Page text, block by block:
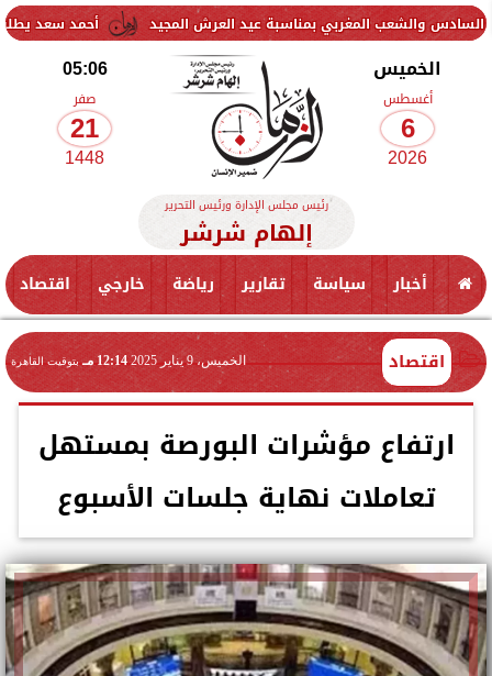
أحمد سعد يطلق «الألبوم المغربي بمناسبة عيد العرش المجيد
الخميس
أغسطس
6
2026
05:06
صفر
21
1448
رئيس مجلس الإدارة ورئيس التحرير
إلهام شرشر
أخبار سياسة تقارير رياضة خارجي اقتصاد
اقتصاد الخميس، 9 يناير 2025 12:14 مـ بتوقيت القاهرة
ارتفاع مؤشرات البورصة بمستهل
تعاملات نهاية جلسات الأسبوع